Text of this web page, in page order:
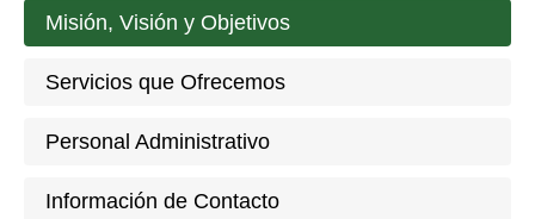
Misión, Visión y Objetivos
Servicios que Ofrecemos
Personal Administrativo
Información de Contacto